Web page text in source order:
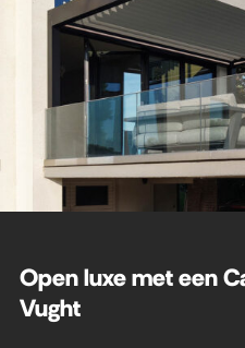
Open luxe met een
Vught